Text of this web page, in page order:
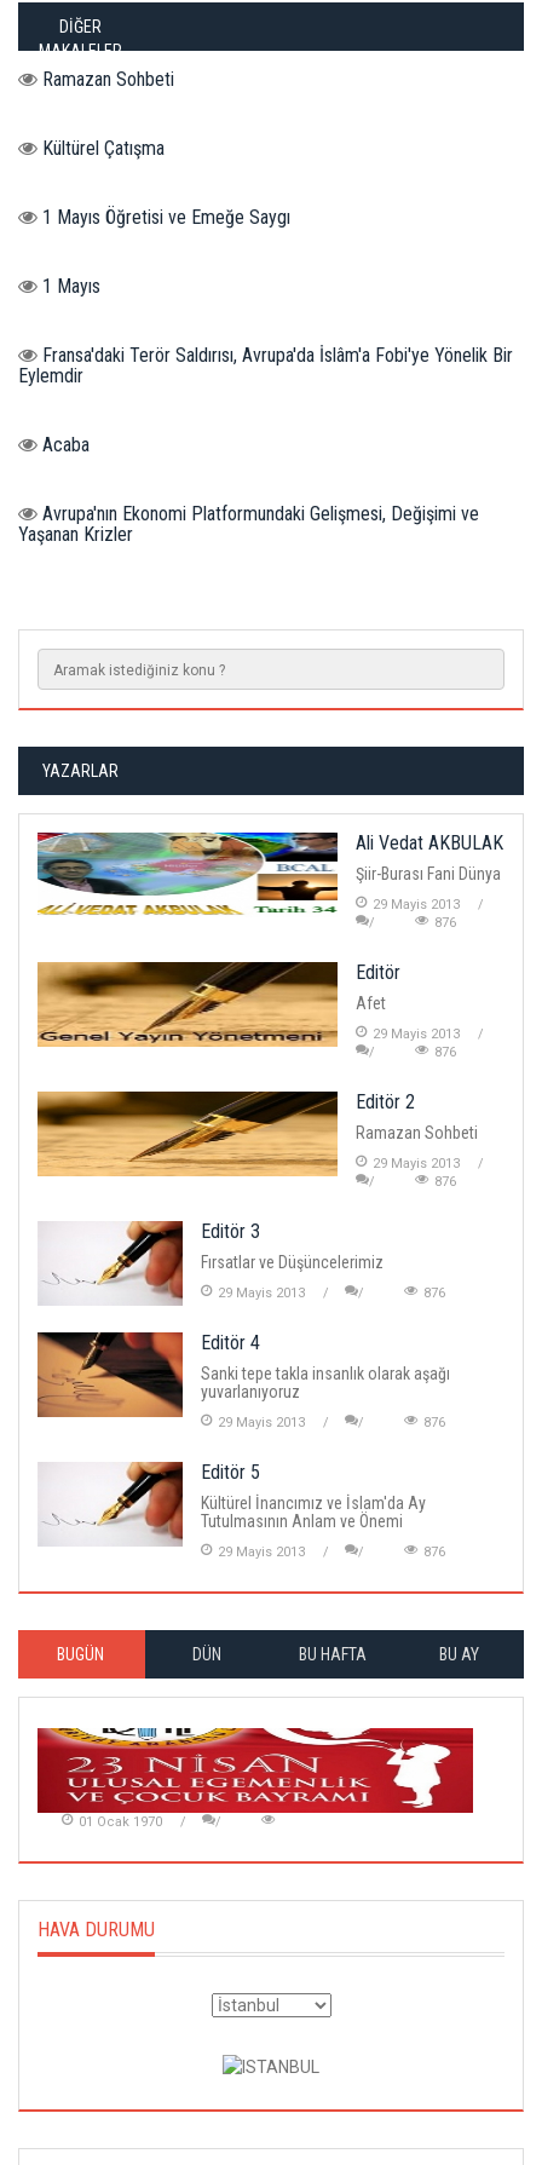
DİĞER
MAKALELER
Ramazan Sohbeti
Kültürel Çatışma
1 Mayıs Öğretisi ve Emeğe Saygı
1 Mayıs
Fransa'daki Terör Saldırısı, Avrupa'da İslâm'a Fobi'ye Yönelik Bir
Eylemdir
Acaba
Avrupa'nın Ekonomi Platformundaki Gelişmesi, Değişimi ve
Yaşanan Krizler
YAZARLAR
Ali Vedat AKBULAK
Şiir-Burası Fani Dünya
29 Mayis 2013
876
Editör
Afet
29 Mayis 2013
876
Editör 2
Ramazan Sohbeti
29 Mayis 2013
876
Editör 3
Fırsatlar ve Düşüncelerimiz
29 Mayis 2013 876
Editör 4
Sanki tepe takla insanlık olarak aşağı
yuvarlanıyoruz
29 Mayis 2013 876
Editör 5
Kültürel İnancımız ve İslam'da Ay
Tutulmasının Anlam ve Önemi
29 Mayis 2013 876
BUGÜN DÜN BU HAFTA BU AY
01 Ocak 1970
HAVA DURUMU